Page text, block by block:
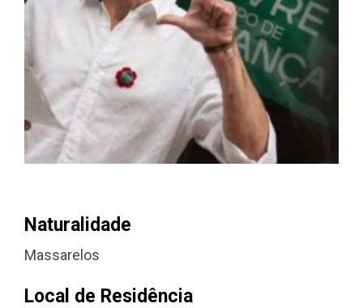
Naturalidade
Massarelos
Local de Residência